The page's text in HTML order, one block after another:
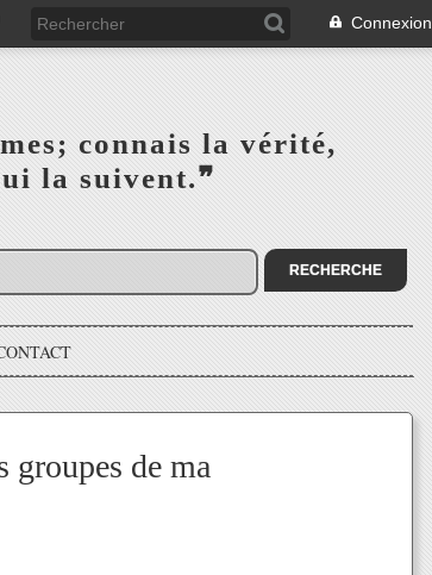
Connexion
connais la vérité,‎
la suivent.❞
groupes de ma